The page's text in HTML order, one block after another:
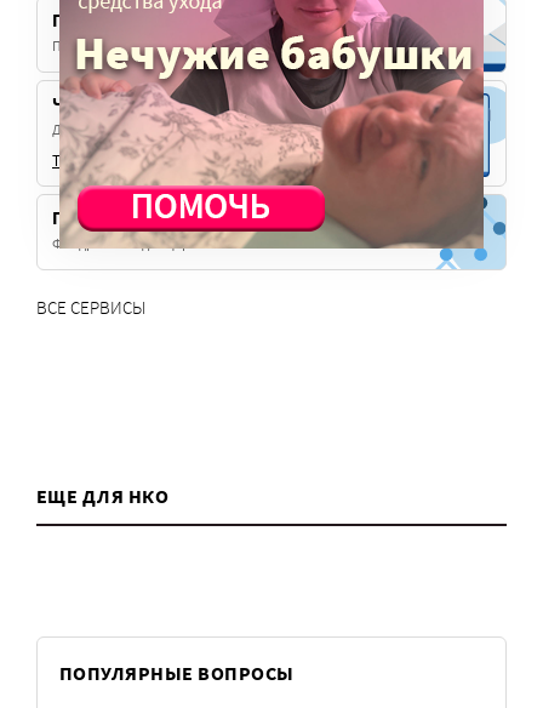
Подписка на рассылку
Получайте эксклюзивные материалы для НКО
Чат «Благорелизы»
Делитесь своими новостями и с широкой аудиторией.
Telegram Max
Платформа Милосердия
Фандрайзинг для церковных НКО
ВСЕ СЕРВИСЫ
ЕЩЕ ДЛЯ НКО
ПОПУЛЯРНЫЕ ВОПРОСЫ